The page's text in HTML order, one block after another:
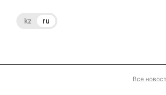
kz ru
Все